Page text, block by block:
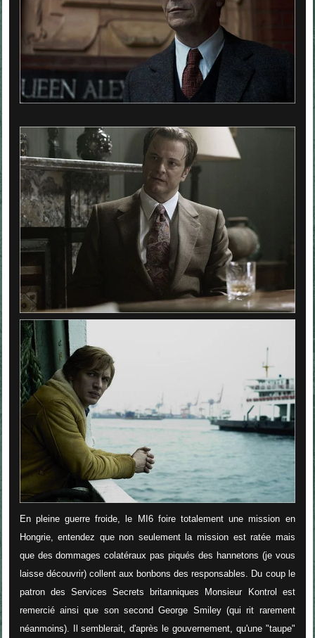
En pleine guerre froide, le MI6 foire totalement une mission en
Hongrie, entendez que non seulement la mission est ratée mais
que des dommages colatéraux pas piqués des hannetons (je vous
laisse découvrir) collent aux bonbons des responsables. Du coup le
patron des Services Secrets britanniques Monsieur Kontrol est
remercié ainsi que son second George Smiley (qui rit rarement
néanmoins). Il semblerait, d'après le gouvernement, qu'une "taupe"